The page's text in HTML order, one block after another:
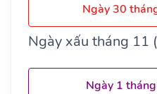
Ngày 30
Ngày xấu tháng 11
Ngày 1